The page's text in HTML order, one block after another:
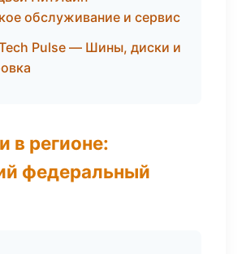
обслуживание и сервис
Pulse — Шины, диски и
в регионе:
федеральный